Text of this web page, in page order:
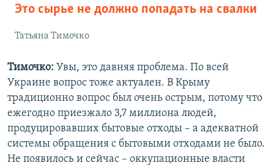
Это сырье не должно попадать на свалки
Татьяна Тимочко
Тимочко: Увы, это давняя проблема. По всей
Украине вопрос тоже актуален. В Крыму
традиционно вопрос был очень острым, потому что
ежегодно приезжало 3,7 миллиона людей,
продуцировавших бытовые отходы – а адекватной
системы обращения с бытовыми отходами не было.
Не появилось и сейчас – оккупационные власти